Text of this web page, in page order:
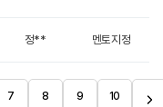
정** 멘토지정
7 8 9 10